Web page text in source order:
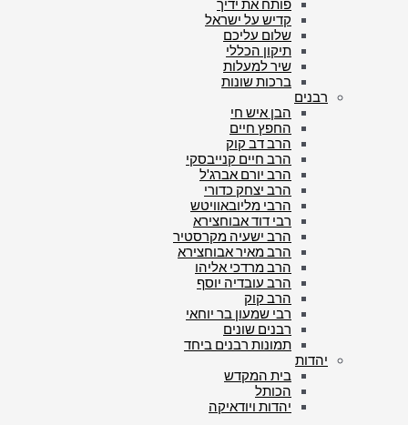
פותח את ידיך
קדיש על ישראל
שלום עליכם
תיקון הכללי
שיר למעלות
ברכות שונות
רבנים
הבן איש חי
החפץ חיים
הרב דב קוק
הרב חיים קנייבסקי
הרב יורם אברג'ל
הרב יצחק כדורי
הרבי מליובאוויטש
רבי דוד אבוחצירא
הרב ישעיה מקרסטיר
הרב מאיר אבוחצירא
הרב מרדכי אליהו
הרב עובדיה יוסף
הרב קוק
רבי שמעון בר יוחאי
רבנים שונים
תמונות רבנים ביחד
יהדות
בית המקדש
הכותל
יהדות ויודאיקה